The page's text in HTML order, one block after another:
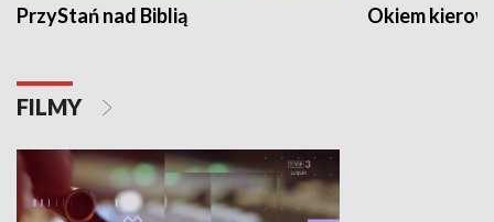
PrzyStań nad Biblią Okiem
FILMY